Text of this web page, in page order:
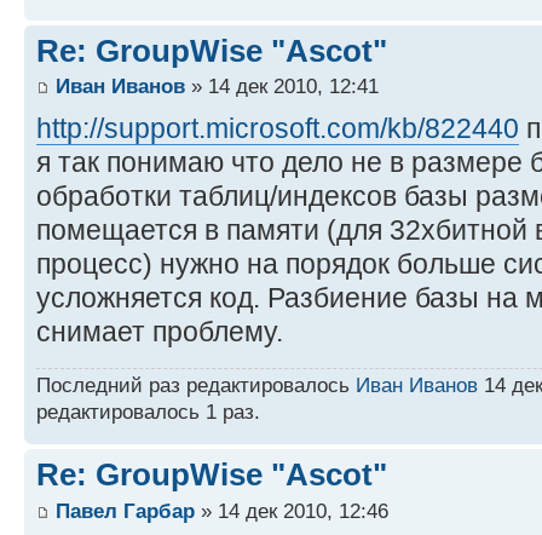
Re: GroupWise "Ascot"
Иван Иванов » 14 дек 2010, 12:41
http://support.microsoft.com/kb/822440
я так понимаю что дело не в размере
обработки таблиц/индексов базы
помещается в памяти (для 32хбитной
процесс) нужно на порядок больше
усложняется код. Разбиение базы на
снимает проблему.
Последний раз редактировалось Иван Иванов 14
редактировалось 1 раз.
Re: GroupWise "Ascot"
Павел Гарбар » 14 дек 2010, 12:46